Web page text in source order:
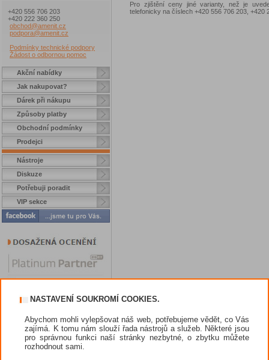
+420 556 706 203
+420 222 360 250
obchod@amenit.cz
podpora@amenit.cz
Podmínky technické podpory
Žádost o odbornou pomoc
Akční nabídky
Jak nakupovat?
Dárek při nákupu
Způsoby platby
Obchodní podmínky
Prodejci
Nástroje
Diskuze
Potřebuji poradit
VIP sekce
Pro zjištění ceny jiné varianty, než je
telefonicky na číslech +420 556 706 203, +420
NASTAVENÍ SOUKROMÍ COOKIES.
Abychom mohli vylepšovat náš web, potřebujeme vědět, co Vás
zajímá. K tomu nám slouží řada nástrojů a služeb. Některé jsou
pro správnou funkci naší stránky nezbytné, o zbytku můžete
rozhodnout sami.